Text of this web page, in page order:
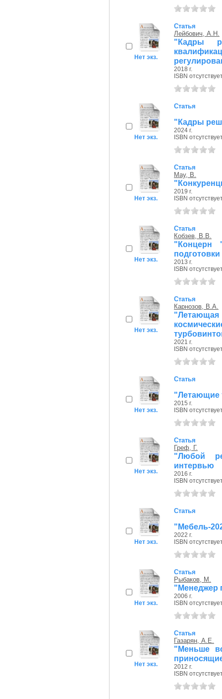
Нет экз.
Статья
Лейбович, А.Н.
"Кадры
2018 г.
ISBN
Нет экз.
Статья
"Кадры
2024 г.
ISBN
Нет экз.
Статья
Мау, В.
2019 г.
ISBN
Нет экз.
Статья
Кобзев, В.В.
"Концерн
2013 г.
ISBN
Нет экз.
Статья
Карнозов, В.А.
2021 г.
ISBN
Нет экз.
Статья
"Летающие
2015 г.
ISBN
Нет экз.
Статья
Греф, Г.
"Любой
интервью
2016 г.
ISBN
Нет экз.
Статья
"Мебель-
2022 г.
ISBN
Нет экз.
Статья
Рыбаков, М.
"Менеджер
2006 г.
ISBN
Нет экз.
Статья
Газарян, А.Е.
"Меньше
2012 г.
ISBN